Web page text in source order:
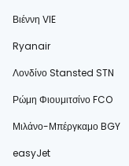
Βιέννη VIE
Ryanair
Λονδίνο Stansted STN
Ρώμη Φιουμιτσίνο FCO
Μιλάνο-Μπέργκαμο BGY
easyJet